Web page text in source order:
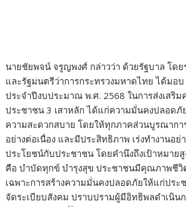
นายชัยพจน์ จรูญพงศ์ กล่าวว่า ด้วยรัฐบาล โด
และรัฐมนตรีว่าการกระทรวงมหาดไทย ได้มอ
ประจำปีงบประมาณ พ.ศ. 2568 ในการส่งเสริ
ประชาชน 3 เสาหลัก ได้แก่ความมั่นคงปลอดภั
ความสะดวกสบาย โดยให้ทุกภาคส่วนบูรณากา
อย่างต่อเนื่อง และมีประสิทธิภาพ เร่งทำงานอย่
ประโยชน์กับประชาชน โดยคำนึงถึงเป้าหมาย
คือ บำบัดทุกข์ บำรุงสุข ประชาชนมีคุณภาพชี
เฉพาะการสร้างความมั่นคงปลอดภัยให้แก่ประ
จัดระเบียบสังคม ปราบปรามผู้มีอิทธิพลดำเนิน